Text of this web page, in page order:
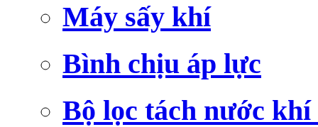
Máy sấy khí
Bình chịu áp lực
Bộ lọc tách nước khí